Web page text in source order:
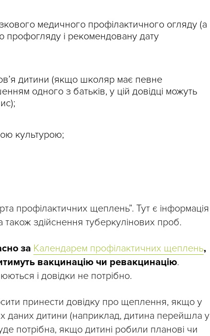
медичного профілактичного огляду (а
профогляду і рекомендовану дату
дитини (якщо школяр має певне
одного з батьків, у цій довідці можуть
культурою;
профілактичних щеплень”. Тут є інформація
також здійснення туберкулінових проб.
за Календарем профілактичних щеплень,
вакцинацію чи ревакцинацію.
і довідки не потрібно.
принести довідку про щеплення, якщо у
даних дитини (наприклад, дитина перейшла у
потрібна, якщо дитині робили планові чи